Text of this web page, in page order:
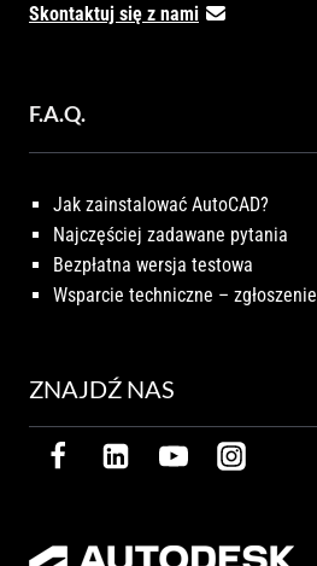
Skontaktuj się z nami
F.A.Q.
Jak zainstalować AutoCAD?
Najczęściej zadawane pytania
Bezpłatna wersja testowa
Wsparcie techniczne – zgłoszenie
ZNAJDŹ NAS